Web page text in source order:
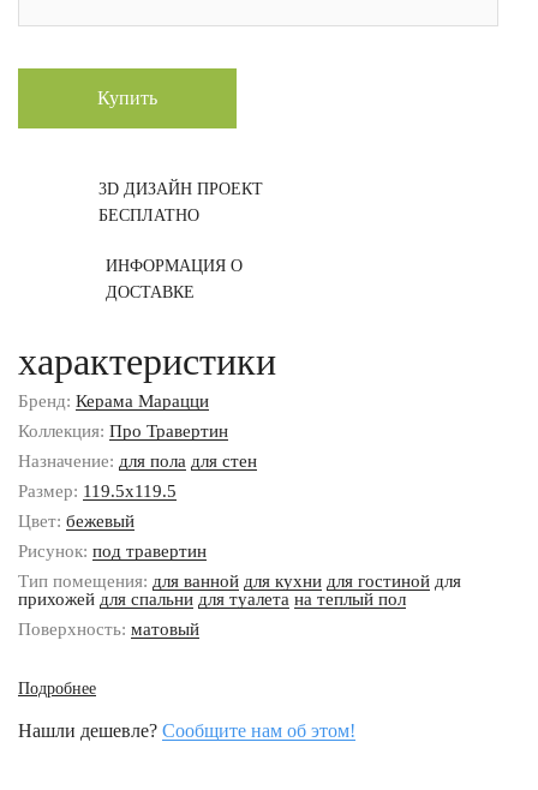
Купить
3D ДИЗАЙН ПРОЕКТ
БЕСПЛАТНО
ИНФОРМАЦИЯ О
ДОСТАВКЕ
характеристики
Бренд: Керама Марацци
Коллекция: Про Травертин
Назначение: для пола для стен
Размер: 119.5x119.5
Цвет: бежевый
Рисунок: под травертин
Тип помещения: для ванной для кухни для гостиной для
прихожей для спальни для туалета на теплый пол
Поверхность: матовый
Подробнее
Нашли дешевле? Сообщите нам об этом!